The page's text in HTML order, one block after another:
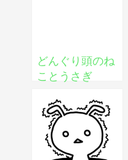
どんぐり頭のね
ことうさぎ